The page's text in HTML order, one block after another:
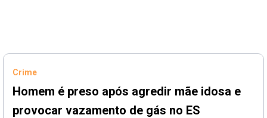
Crime
Homem é preso após agredir mãe idosa e
provocar vazamento de gás no ES